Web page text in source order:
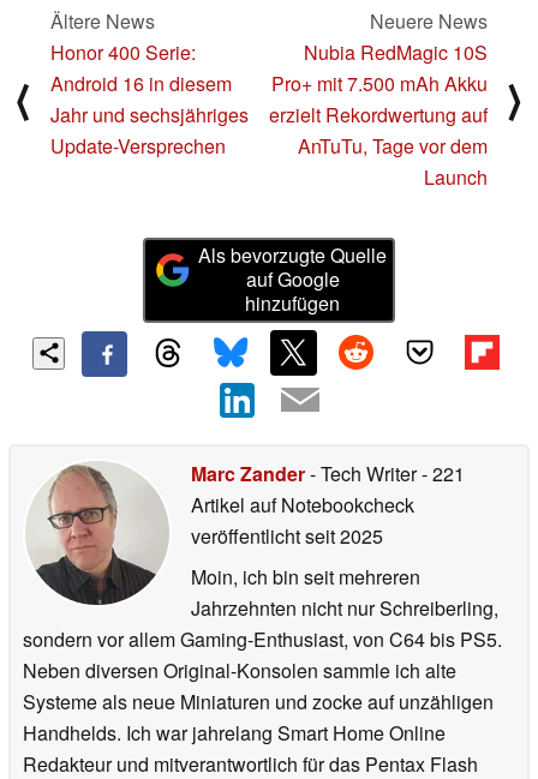
⟨
Ältere News
Honor 400 Serie:
Android 16 in diesem
Jahr und sechsjähriges
Update-Versprechen
Neuere News
Nubia RedMagic 10S
Pro+ mit 7.500 mAh Akku
erzielt Rekordwertung auf
AnTuTu, Tage vor dem
Launch
⟩
Als bevorzugte Quelle
auf Google
hinzufügen
Marc Zander- Tech Writer- 221
Artikel auf Notebookcheck
veröffentlichtseit 2025
Moin, ich bin seit mehreren
Jahrzehnten nicht nur Schreiberling,
sondern vor allem Gaming-Enthusiast, von C64 bis PS5.
Neben diversen Original-Konsolen sammle ich alte
Systeme als neue Miniaturen und zocke auf unzähligen
Handhelds. Ich war jahrelang Smart Home Online
Redakteur und mitverantwortlich für das Pentax Flash